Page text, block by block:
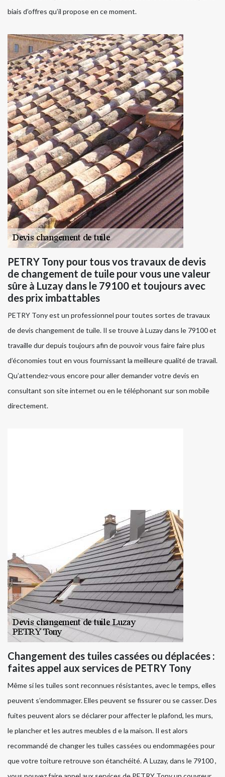
biais d’offres qu’il propose en ce moment.
PETRY Tony pour tous vos travaux de devis
de changement de tuile pour vous une valeur
sûre à Luzay dans le 79100 et toujours avec
des prix imbattables
PETRY Tony est un professionnel pour toutes sortes de travaux
de devis changement de tuile. Il se trouve à Luzay dans le 79100 et
travaille dur depuis toujours afin de pouvoir vous faire faire plus
d’économies tout en vous fournissant la meilleure qualité de travail.
Qu’attendez-vous encore pour aller demander votre devis en
consultant son site internet ou en le téléphonant sur son mobile
directement.
Changement des tuiles cassées ou déplacées :
faites appel aux services de PETRY Tony
Même si les tuiles sont reconnues résistantes, avec le temps, elles
peuvent s’endommager. Elles peuvent se fissurer ou se casser. Des
fuites peuvent alors se déclarer pour affecter le plafond, les murs,
le plancher et les autres meubles d e la maison. Il est alors
recommandé de changer les tuiles cassées ou endommagées pour
que votre toiture retrouve son étanchéité. A Luzay, dans le 79100 ,